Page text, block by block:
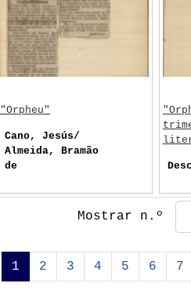
Mostrar n.º
1 2 3 4 5 6 7
"Orpheu"
Cano, Jesús/
Almeida, Bramão
de